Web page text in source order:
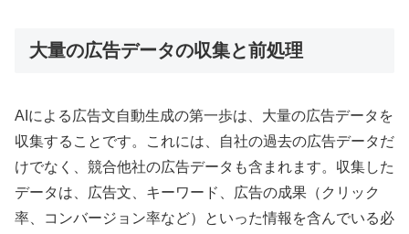
大量の広告データの収集と前処理
AIによる広告文自動生成の第一歩は、大量の広告データを
収集することです。これには、自社の過去の広告データだ
けでなく、競合他社の広告データも含まれます。収集した
データは、広告文、キーワード、広告の成果（クリック
率、コンバージョン率など）といった情報を含んでいる必